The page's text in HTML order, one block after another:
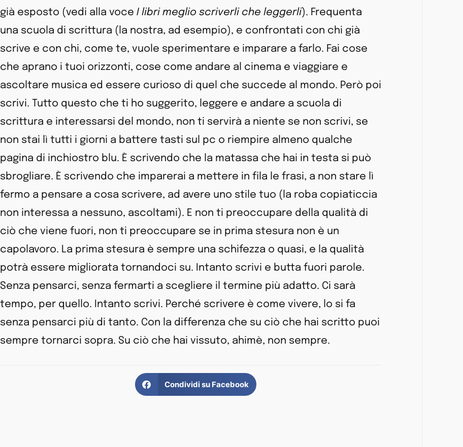
già esposto (vedi alla voce I libri meglio scriverli che leggerli). Frequenta
una scuola di scrittura (la nostra, ad esempio), e confrontati con chi già
scrive e con chi, come te, vuole sperimentare e imparare a farlo. Fai cose
che aprano i tuoi orizzonti, cose come andare al cinema e viaggiare e
ascoltare musica ed essere curioso di quel che succede al mondo. Però poi
scrivi. Tutto questo che ti ho suggerito, leggere e andare a scuola di
scrittura e interessarsi del mondo, non ti servirà a niente se non scrivi, se
non stai lì tutti i giorni a battere tasti sul pc o riempire almeno qualche
pagina di inchiostro blu. È scrivendo che la matassa che hai in testa si può
sbrogliare. È scrivendo che imparerai a mettere in fila le frasi, a non stare lì
fermo a pensare a cosa scrivere, ad avere uno stile tuo (la roba copiaticcia
non interessa a nessuno, ascoltami). E non ti preoccupare della qualità di
ciò che viene fuori, non ti preoccupare se in prima stesura non è un
capolavoro. La prima stesura è sempre una schifezza o quasi, e la qualità
potrà essere migliorata tornandoci su. Intanto scrivi e butta fuori parole.
Senza pensarci, senza fermarti a scegliere il termine più adatto. Ci sarà
tempo, per quello. Intanto scrivi. Perché scrivere è come vivere, lo si fa
senza pensarci più di tanto. Con la differenza che su ciò che hai scritto puoi
sempre tornarci sopra. Su ciò che hai vissuto, ahimè, non sempre.
Condividi su Facebook